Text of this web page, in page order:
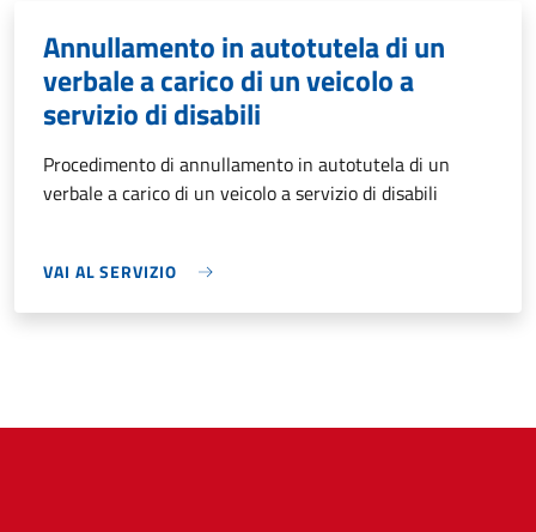
Annullamento in autotutela di un
verbale a carico di un veicolo a
servizio di disabili
Procedimento di annullamento in autotutela di un
verbale a carico di un veicolo a servizio di disabili
VAI AL SERVIZIO